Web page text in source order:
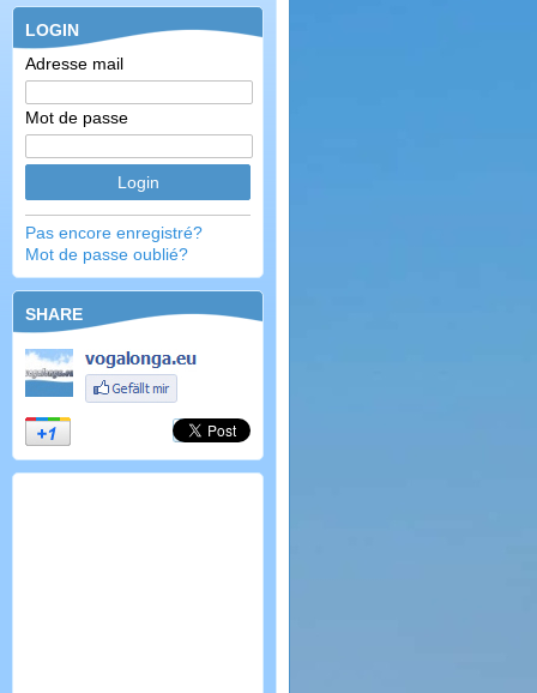
LOGIN
Adresse mail
Mot de passe
Pas encore enregistré?
Mot de passe oublié?
SHARE